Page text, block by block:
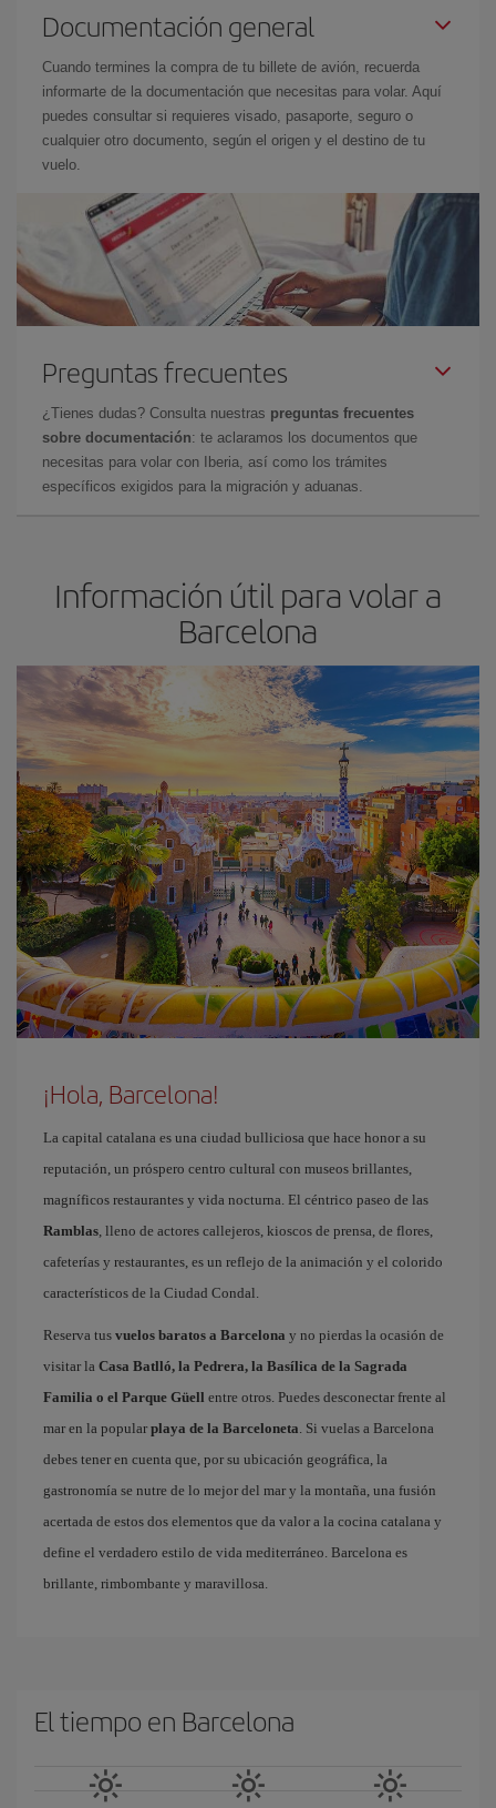
Documentación general
Cuando termines la compra de tu billete de avión, recuerda
informarte de la documentación que necesitas para volar. Aquí
puedes consultar si requieres visado, pasaporte, seguro o
cualquier otro documento, según el origen y el destino de tu
vuelo.
Preguntas frecuentes
¿Tienes dudas? Consulta nuestras preguntas frecuentes
sobre documentación: te aclaramos los documentos que
necesitas para volar con Iberia, así como los trámites
específicos exigidos para la migración y aduanas.
Información útil para volar a
Barcelona
¡Hola, Barcelona!
La capital catalana es una ciudad bulliciosa que hace honor a su
reputación, un próspero centro cultural con museos brillantes,
magníficos restaurantes y vida nocturna. El céntrico paseo de las
Ramblas, lleno de actores callejeros, kioscos de prensa, de flores,
cafeterías y restaurantes, es un reflejo de la animación y el colorido
característicos de la Ciudad Condal.
Reserva tus vuelos baratos a Barcelona y no pierdas la ocasión de
visitar la Casa Batlló, la Pedrera, la Basílica de la Sagrada
Familia o el Parque Güell entre otros. Puedes desconectar frente al
mar en la popular playa de la Barceloneta. Si vuelas a Barcelona
debes tener en cuenta que, por su ubicación geográfica, la
gastronomía se nutre de lo mejor del mar y la montaña, una fusión
acertada de estos dos elementos que da valor a la cocina catalana y
define el verdadero estilo de vida mediterráneo. Barcelona es
brillante, rimbombante y maravillosa.
El tiempo en Barcelona